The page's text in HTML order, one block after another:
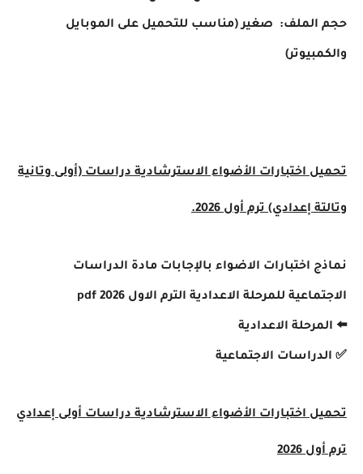
حجم الملف: صغير (مناسب للتحميل على الموبايل
والكمبيوتر)
تحميل اختبارات الأضواء الاسترشادية دراسات (أولى وتانية
وتالتة إعدادي) ترم أول 2026.
نماذج اختبارات الاضواء بالإجابات مادة الدراسات
الاجتماعية للمرحلة الاعدادية الترم الاول 2026 pdf
⬅️ المرحلة الاعدادية
✅️ الدراسات الاجتماعية
تحميل اختبارات الأضواء الاسترشادية دراسات أولى إعدادي
ترم أول 2026